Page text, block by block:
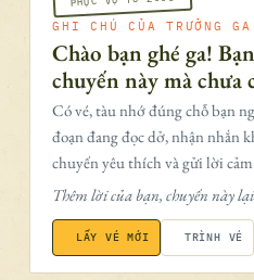
GHI CHÚ CỦA TRƯỞNG GA
Chào bạn ghé ga!
chuyến này mà chưa
Có vé, tàu nhớ đúng chỗ bạn
đoạn đang đọc dở, nhận nhắn
chuyến yêu thích và gửi lời
Thêm lời của bạn, chuyến này
LẤY VÉ MỚI TRÌNH VÉ